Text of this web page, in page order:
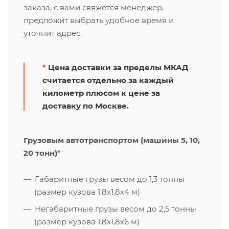
заказа, с вами свяжется менеджер,
предложит выбрать удобное время и
уточнит адрес.
* Цена доставки за пределы МКАД
считается отдельно за каждый
километр плюсом к цене за
доставку по Москве.
Грузовым автотранспортом (машины 5, 10,
20 тонн)*
Габаритные грузы весом до 1,3 тонны
(размер кузова 1,8х1,8х4 м)
Негабаритные грузы весом до 2,5 тонны
(размер кузова 1,8х1,8х6 м)